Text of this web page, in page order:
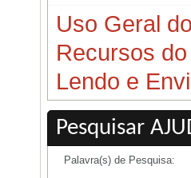
Uso Geral
Recursos
Lendo e
Pesquisar
Palavra(s) de Pesquisa: